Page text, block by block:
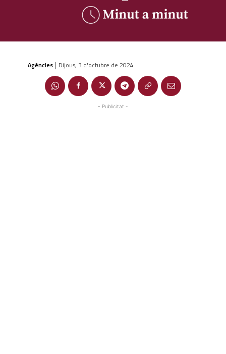
Agències | Dijous, 3 d'octubre de 2024
- Publicitat -